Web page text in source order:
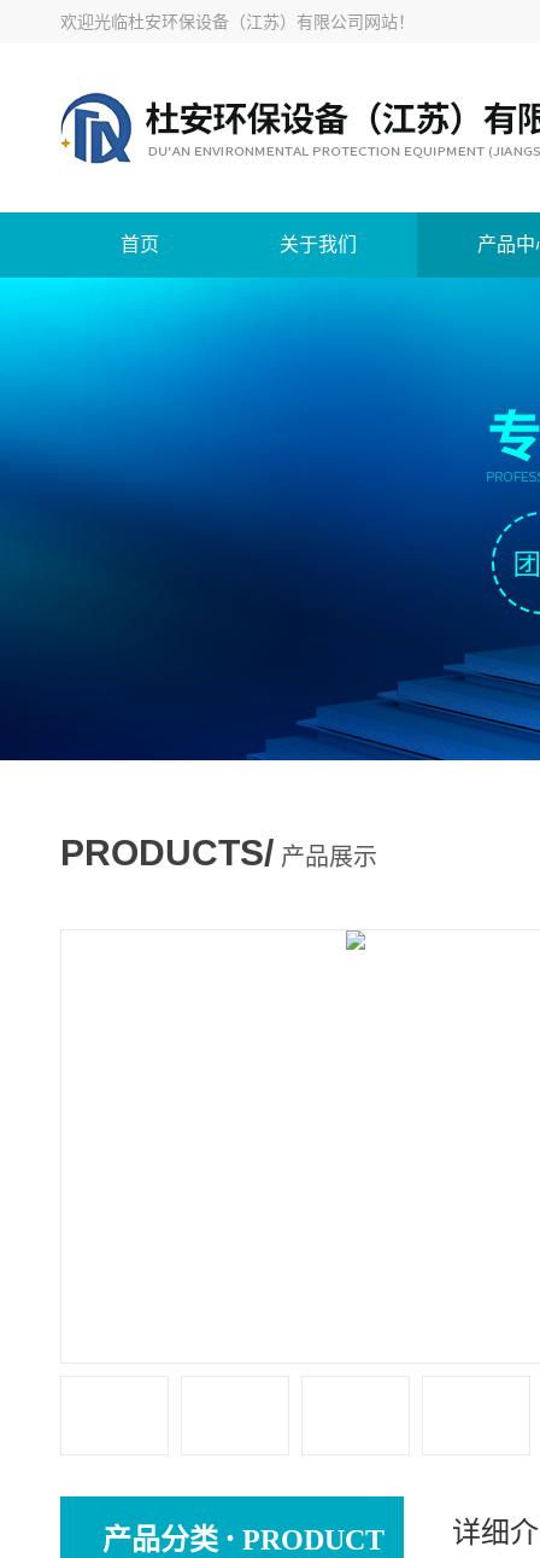
欢迎光临杜安环保设备（江苏）有限公司网站！
首页 关于我们 产品中
PRODUCTS/ 产品展示
产品分类 · PRODUCT 详细